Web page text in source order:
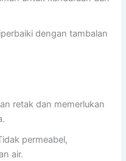
dengan tambalan
retak dan memerlukan
permeabel,
air.